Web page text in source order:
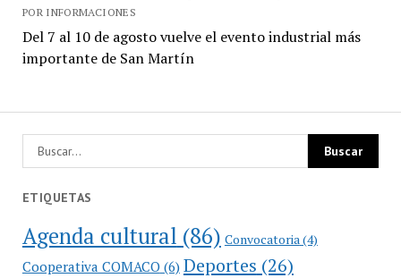
POR INFORMACIONES
Del 7 al 10 de agosto vuelve el evento industrial más
importante de San Martín
ETIQUETAS
Agenda cultural (86) Convocatoria (4)
Cooperativa COMACO(6) Deportes (26)